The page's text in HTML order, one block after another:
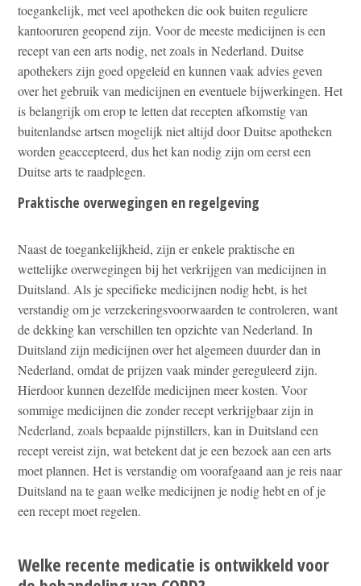
toegankelijk, met veel apotheken die ook buiten reguliere
kantooruren geopend zijn. Voor de meeste medicijnen is een
recept van een arts nodig, net zoals in Nederland. Duitse
apothekers zijn goed opgeleid en kunnen vaak advies geven
over het gebruik van medicijnen en eventuele bijwerkingen. Het
is belangrijk om erop te letten dat recepten afkomstig van
buitenlandse artsen mogelijk niet altijd door Duitse apotheken
worden geaccepteerd, dus het kan nodig zijn om eerst een
Duitse arts te raadplegen.
Praktische overwegingen en regelgeving
Naast de toegankelijkheid, zijn er enkele praktische en
wettelijke overwegingen bij het verkrijgen van medicijnen in
Duitsland. Als je specifieke medicijnen nodig hebt, is het
verstandig om je verzekeringsvoorwaarden te controleren, want
de dekking kan verschillen ten opzichte van Nederland. In
Duitsland zijn medicijnen over het algemeen duurder dan in
Nederland, omdat de prijzen vaak minder gereguleerd zijn.
Hierdoor kunnen dezelfde medicijnen meer kosten. Voor
sommige medicijnen die zonder recept verkrijgbaar zijn in
Nederland, zoals bepaalde pijnstillers, kan in Duitsland een
recept vereist zijn, wat betekent dat je een bezoek aan een arts
moet plannen. Het is verstandig om voorafgaand aan je reis naar
Duitsland na te gaan welke medicijnen je nodig hebt en of je
een recept moet regelen.
Welke recente medicatie is ontwikkeld voor